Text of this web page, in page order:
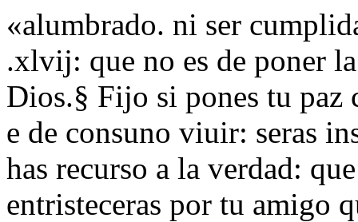
«alumbrado. ni ser
.xlvij: que no es de poner
Dios.§ Fijo si pones tu paz
e de consuno viuir: seras
has recurso a la verdad:
entristeceras por tu amigo